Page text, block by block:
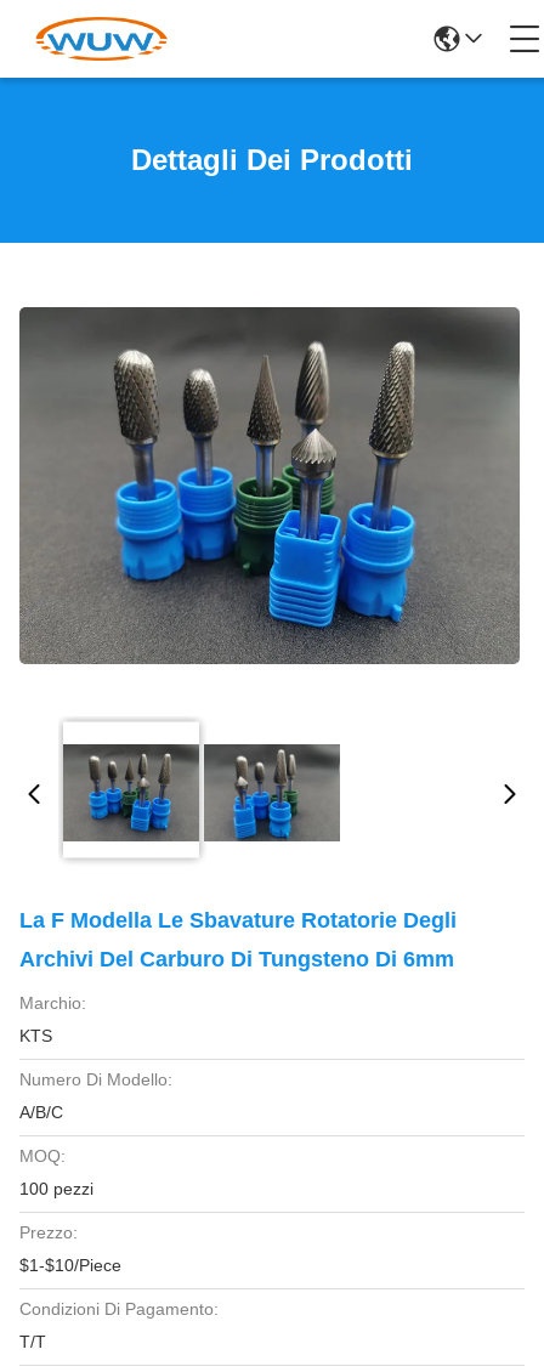
Dettagli Dei Prodotti
La F Modella Le Sbavature Rotatorie Degli
Archivi Del Carburo Di Tungsteno Di 6mm
Marchio:
KTS
Numero Di Modello:
A/B/C
MOQ:
100 pezzi
Prezzo:
$1-$10/Piece
Condizioni Di Pagamento:
T/T